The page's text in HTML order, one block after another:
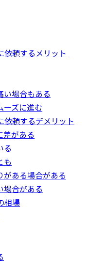
依頼するメリット
い場合もある
ーズに進む
依頼するデメリット
差がある
る
も
がある場合がある
場合がある
相場